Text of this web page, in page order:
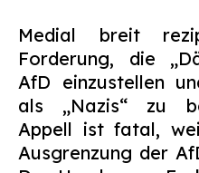
Medial breit
Forderung, die
AfD einzustellen
als „Nazis“ zu
Appell ist fatal,
Ausgrenzung der